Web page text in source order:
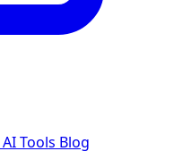
AI Tools Blog